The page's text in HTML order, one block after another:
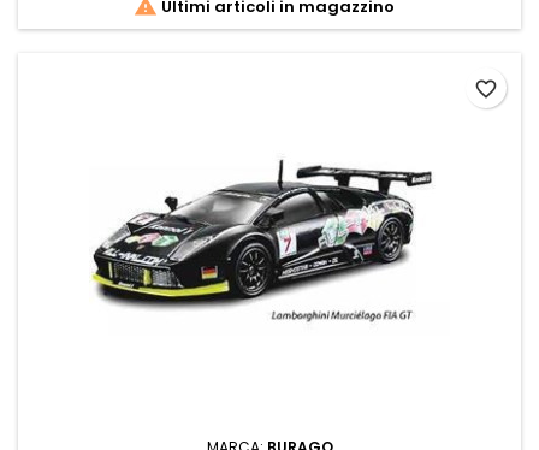
 Ultimi articoli in magazzino
favorite_border